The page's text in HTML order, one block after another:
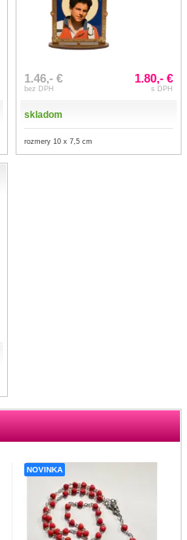
1.46,- €
bez DPH
1.80,- €
s DPH
skladom
rozmery 10 x 7,5 cm
NOVINKA